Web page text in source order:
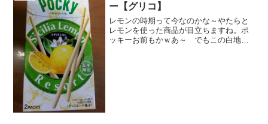
ー【グリコ】
レモンの時期って今なのかな～やたらと
レモンを使った商品が目立ちますね。ポ
ッキーお前もかｗあ～ でもこの白地に